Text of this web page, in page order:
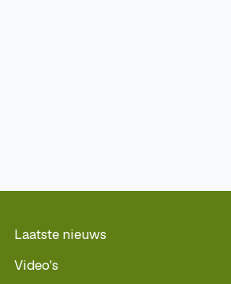
Laatste nieuws
Video's